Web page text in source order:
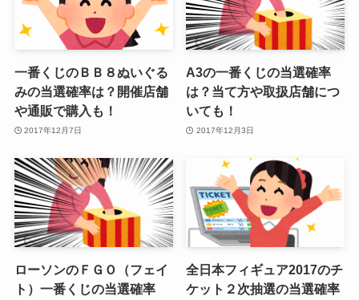
一番くじのＢＢ８ぬいぐる
みの当選確率は？開催店舗
や通販で購入も！
2017年12月7日
A3の一番くじの当選確率
は？当て方や取扱店舗につ
いても！
2017年12月3日
ローソンのＦＧＯ（フェイ
ト）一番くじの当選確率
全日本フィギュア2017のチ
ケット２次抽選の当選確率